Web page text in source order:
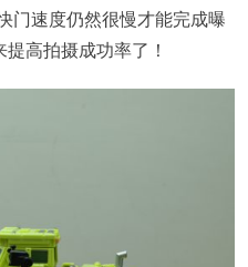
门速度仍然很慢才能完成曝
高拍摄成功率了！